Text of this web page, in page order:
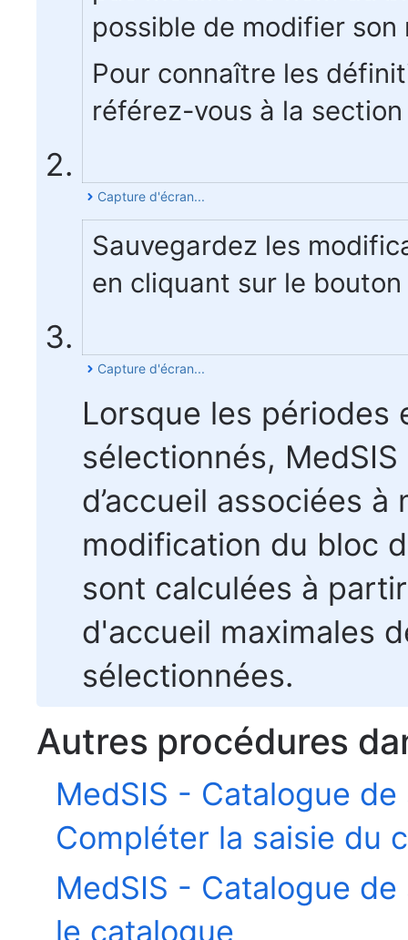
possible de modifier son
Pour connaître les
référez-vous à la
Capture d'écran...
Sauvegardez les
en cliquant sur le
Capture d'écran...
Lorsque les périodes
sélectionnés,
d’accueil associées à
modification du bloc
sont calculées à
d'accueil maximales
sélectionnées.
Autres procédures
MedSIS - Catalogue
Compléter la saisie du
MedSIS - Catalogue
le catalogue